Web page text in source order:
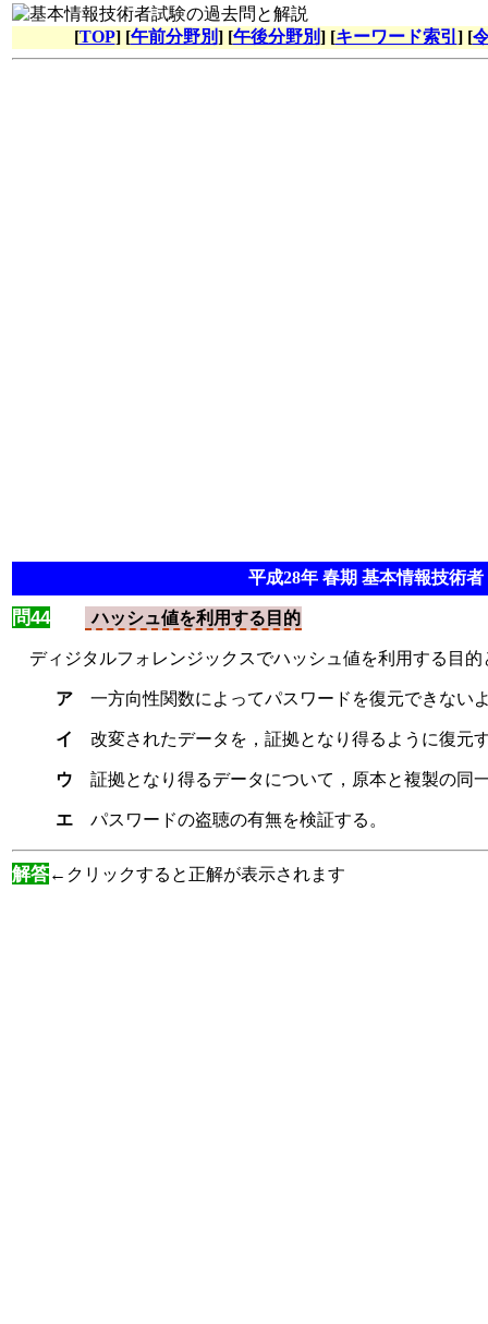
[TOP] [午前分野別] [午後分野別] [キーワード索引 ] [
平成28年 春期 基本情報技術者
問44 ハッシュ値を利用する目的
ディジタルフォレンジックスでハッシュ値を利用する目
ア 一方向性関数によってパスワードを復元できない
イ 改変されたデータを，証拠となり得るように復元
ウ 証拠となり得るデータについて，原本と複製の同
エ パスワードの盗聴の有無を検証する。
解答←クリックすると正解が表示されます